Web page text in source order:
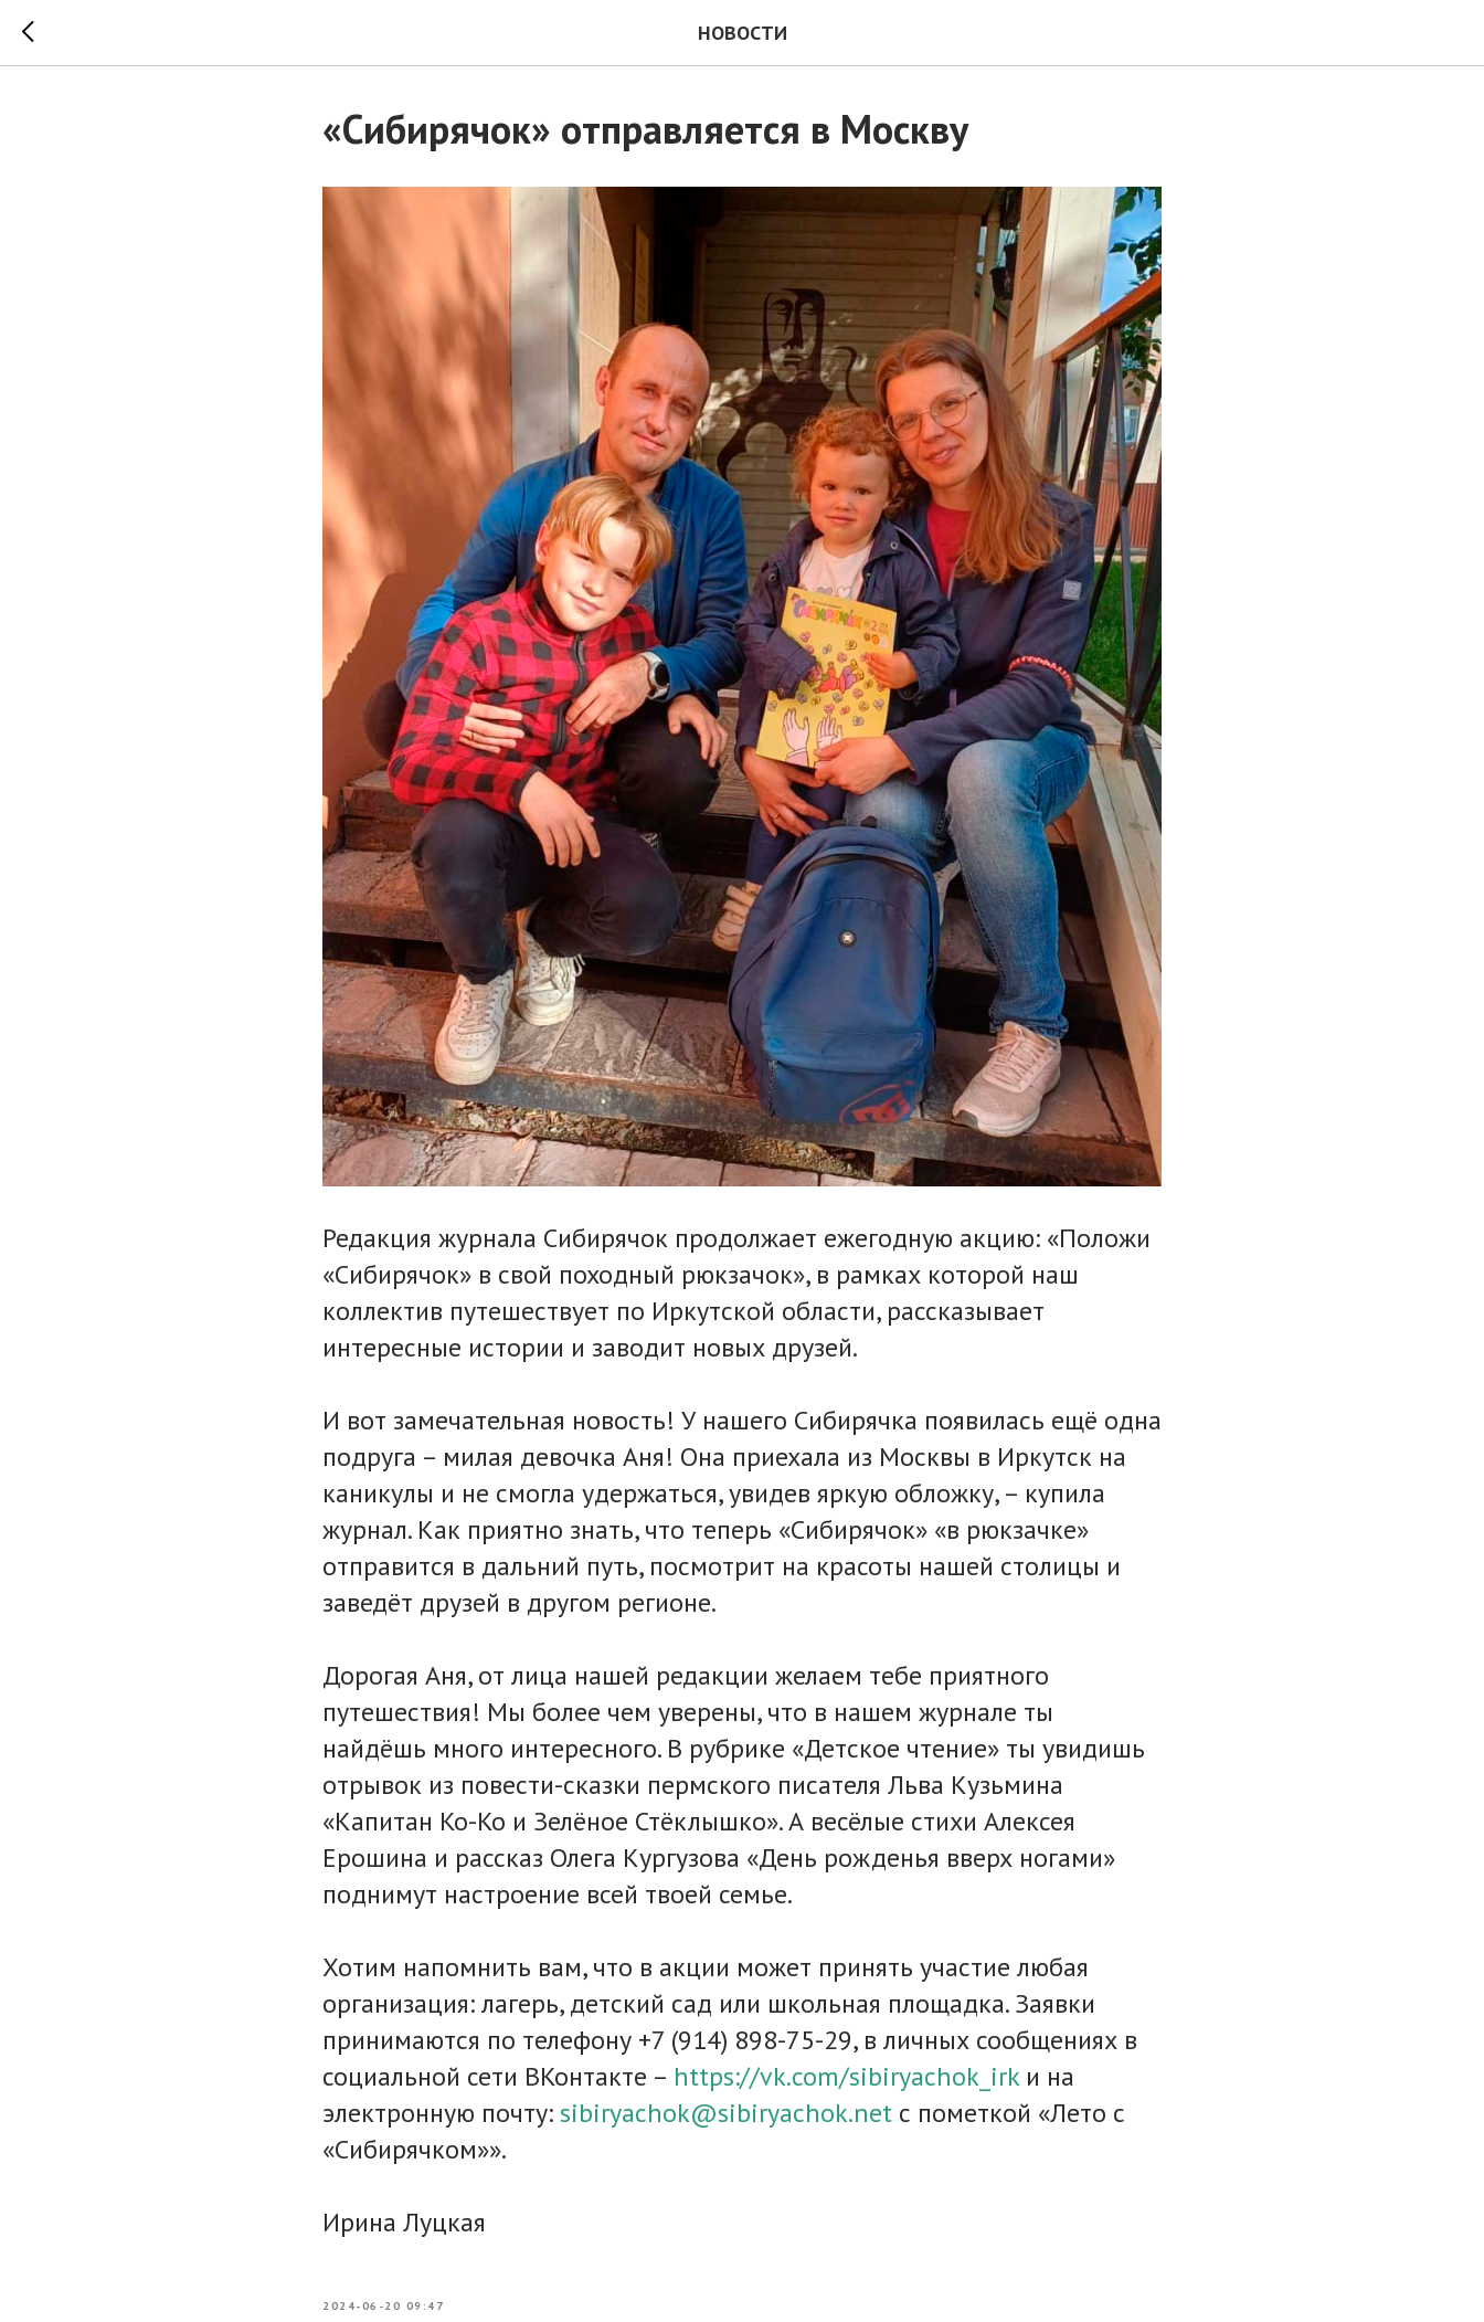
НОВОСТИ
«Сибирячок» отправляется в Москву
Редакция журнала Сибирячок продолжает ежегодную акцию: «Положи
«Сибирячок» в свой походный рюкзачок», в рамках которой наш
коллектив путешествует по Иркутской области, рассказывает
интересные истории и заводит новых друзей.
И вот замечательная новость! У нашего Сибирячка появилась ещё одна
подруга – милая девочка Аня! Она приехала из Москвы в Иркутск на
каникулы и не смогла удержаться, увидев яркую обложку, – купила
журнал. Как приятно знать, что теперь «Сибирячок» «в рюкзачке»
отправится в дальний путь, посмотрит на красоты нашей столицы и
заведёт друзей в другом регионе.
Дорогая Аня, от лица нашей редакции желаем тебе приятного
путешествия! Мы более чем уверены, что в нашем журнале ты
найдёшь много интересного. В рубрике «Детское чтение» ты увидишь
отрывок из повести-сказки пермского писателя Льва Кузьмина
«Капитан Ко-Ко и Зелёное Стёклышко». А весёлые стихи Алексея
Ерошина и рассказ Олега Кургузова «День рожденья вверх ногами»
поднимут настроение всей твоей семье.
Хотим напомнить вам, что в акции может принять участие любая
организация: лагерь, детский сад или школьная площадка. Заявки
принимаются по телефону +7 (914) 898-75-29, в личных сообщениях в
социальной сети ВКонтакте – https://vk.com/sibiryachok_irkи на
электронную почту:sibiryachok@sibiryachok.net с пометкой «Лето с
«Сибирячком»».
Ирина Луцкая
2024-06-20 09:47